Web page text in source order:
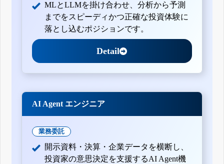
MLとLLMを掛け合わせ、分析から予測
までをスピーディかつ正確な投資体験に
落とし込むポジションです。
Detail
AI Agent エンジニア
業務委託
開示資料・決算・企業データを横断し、
投資家の意思決定を支援するAI Agent機